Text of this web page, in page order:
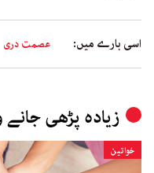
اسی بارے میں: عصمت دری
زیادہ پڑھی جانے
خواتین